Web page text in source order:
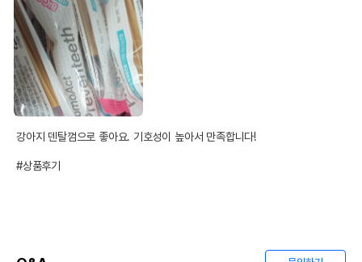
강아지 덴탈껌으로 좋아요. 기호성이 높아서 만족합니다!
#상품후기